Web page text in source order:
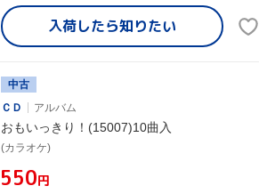
入荷したら知りたい
中古
ＣＤ
アルバム
おもいっきり！(15007)10曲入
(カラオケ)
¥550円